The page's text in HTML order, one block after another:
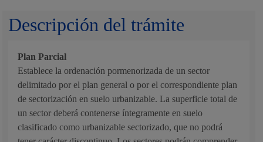
Descripción del trámite
Plan Parcial
Establece la ordenación pormenorizada de un sector
delimitado por el plan general o por el correspondiente plan
de sectorización en suelo urbanizable. La superficie total de
un sector deberá contenerse íntegramente en suelo
clasificado como urbanizable sectorizado, que no podrá